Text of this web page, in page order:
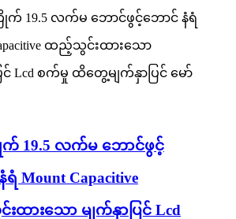
19.5 လက်မ ဘောင်ဖွင့်
Mount Capacitive
ားသော မျက်နှာပြင် Lcd